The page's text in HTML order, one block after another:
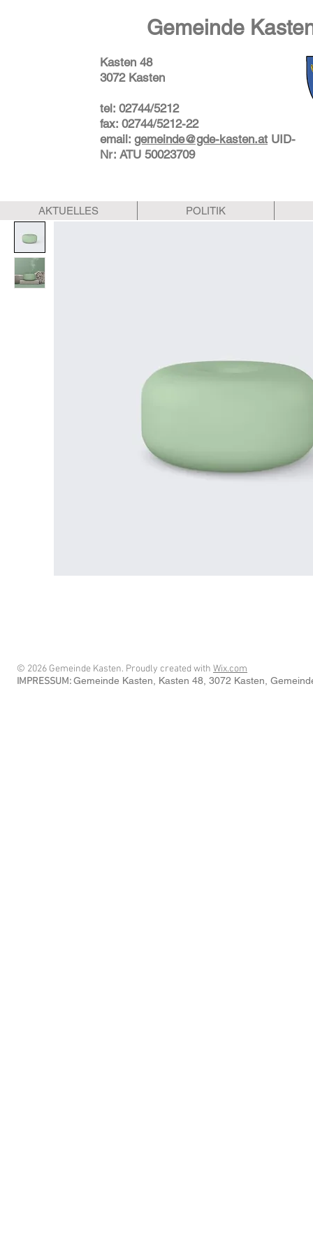
Gemeinde
Kasten 48
3072 Kasten
tel: 02744/5212
fax: 02744/5212-22
email: gemeinde@gde-kasten.at UID-
Nr: ATU 50023709
AKTUELLES POLITIK
© 2026 Gemeinde Kasten. Proudly created with Wix.com
IMPRESSUM:Gemeinde Kasten , Kasten 48 , 3072 Kasten ,